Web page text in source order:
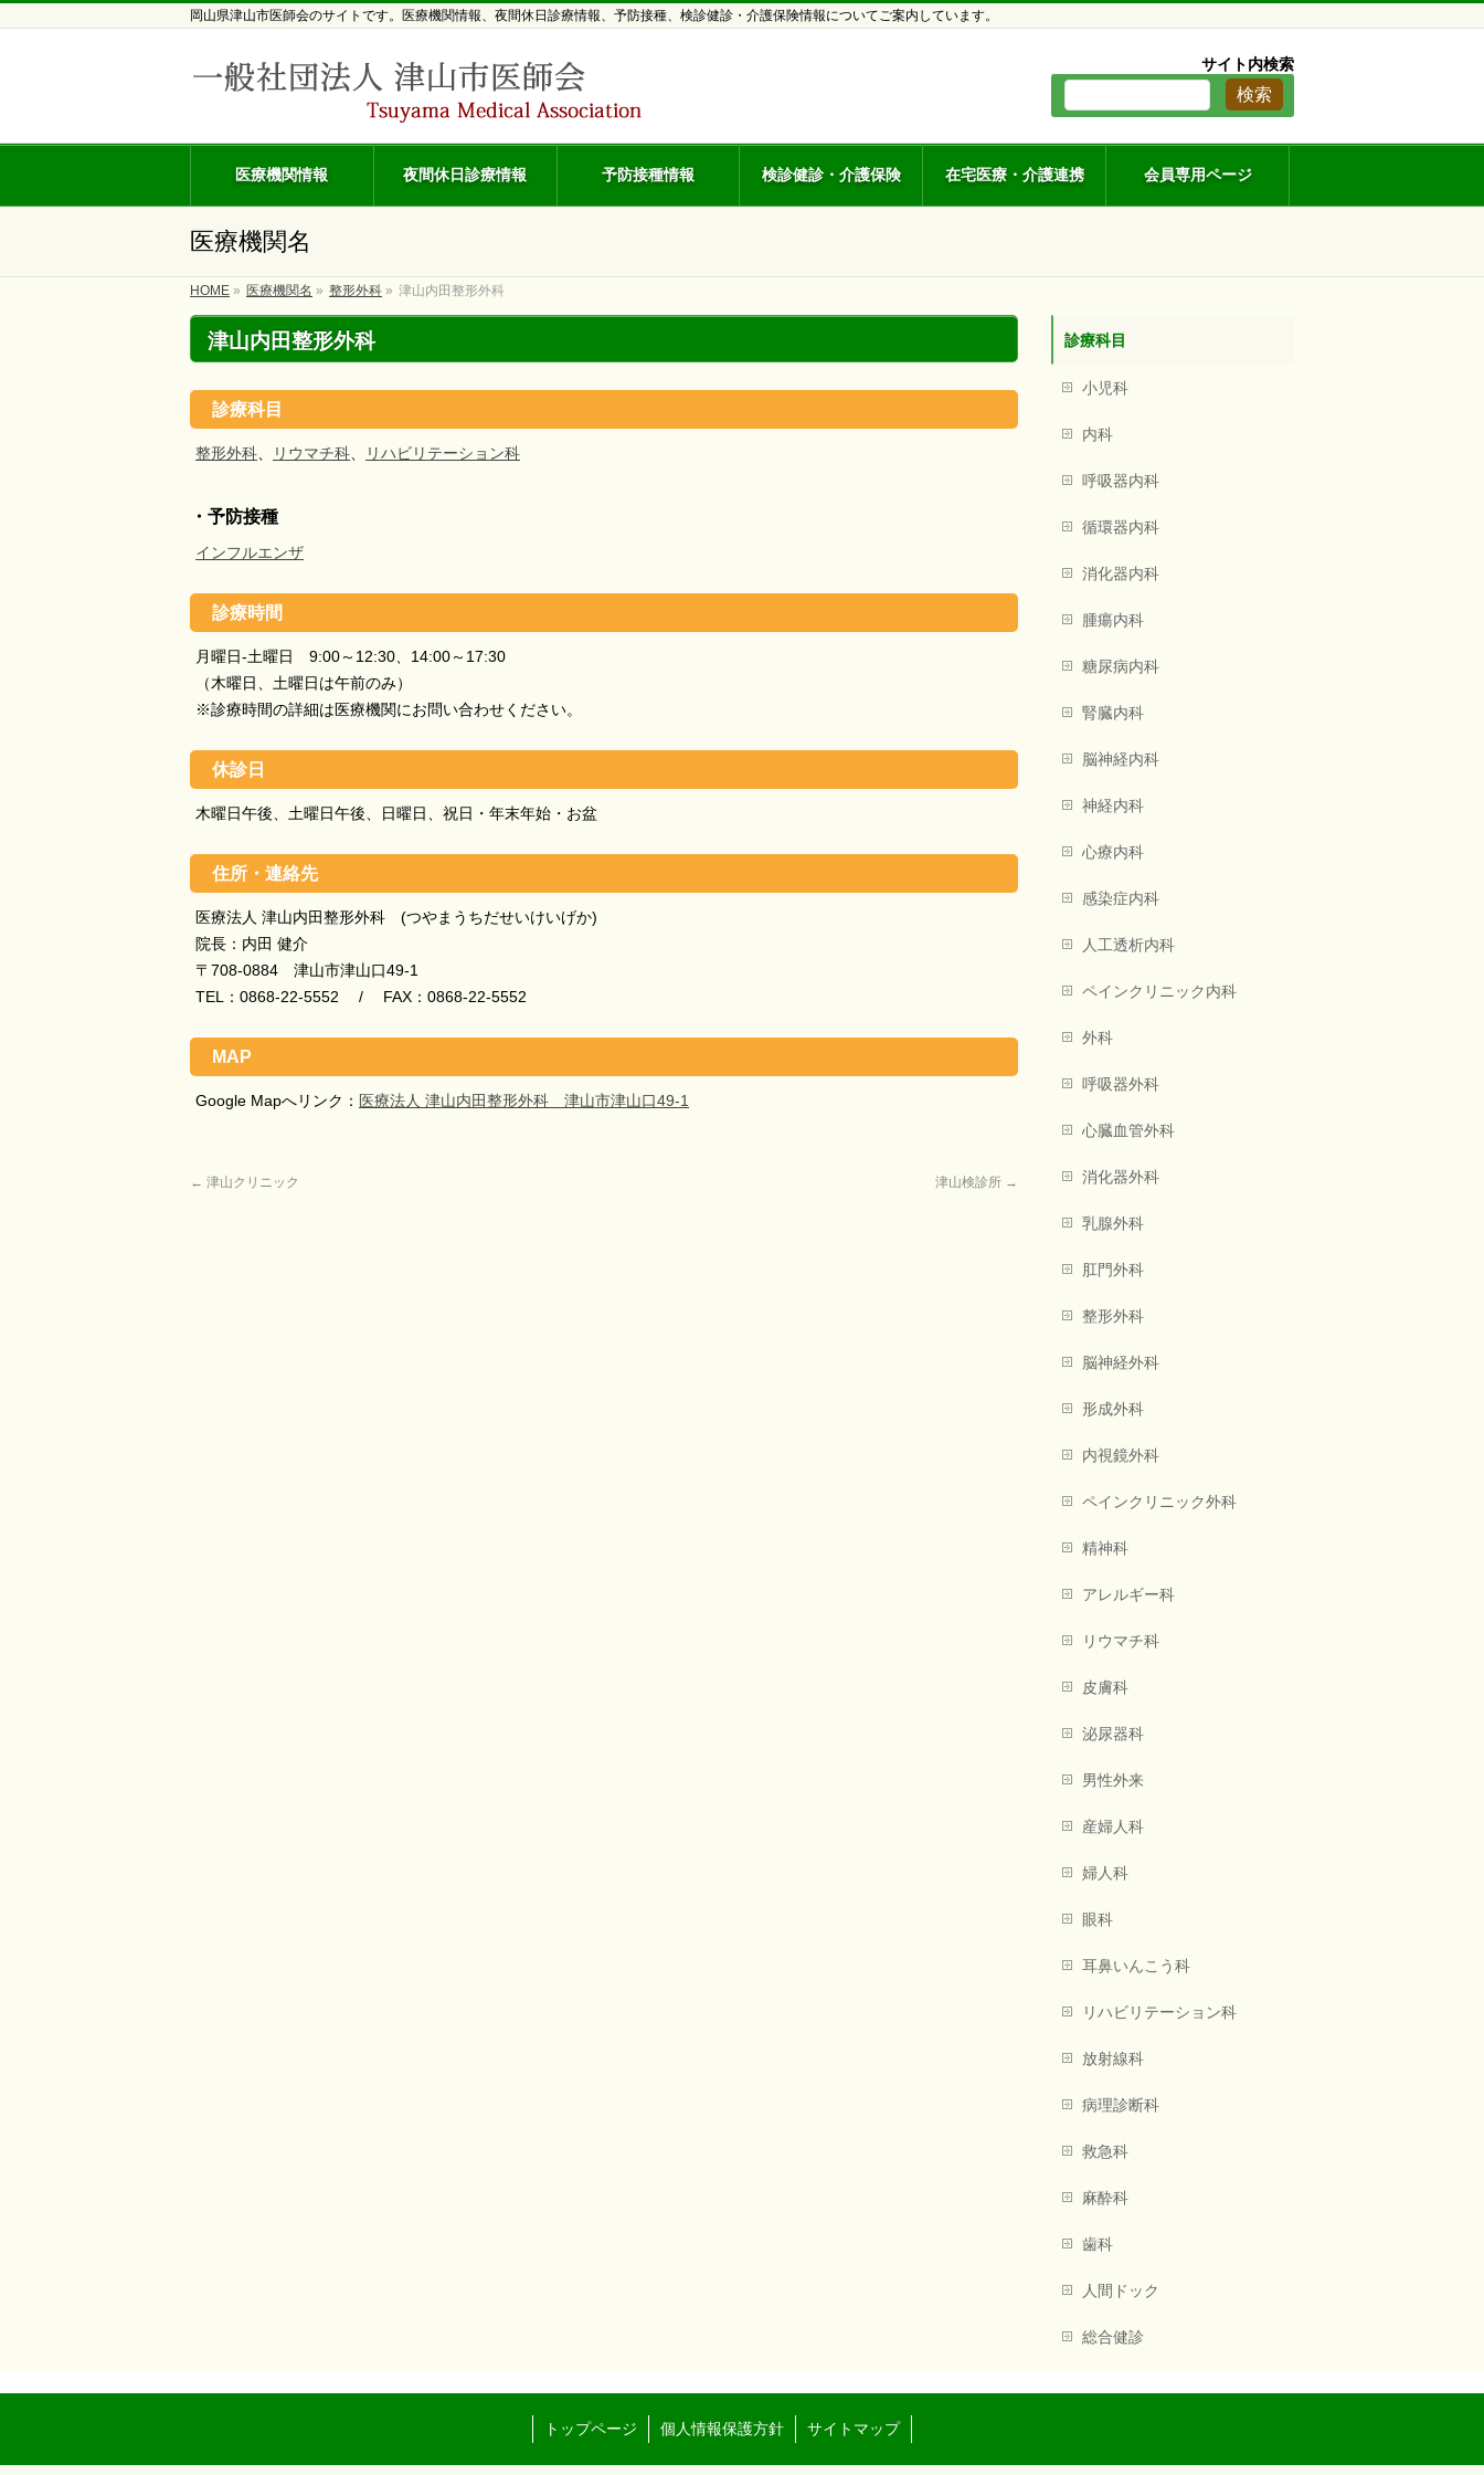
岡山県津山市医師会のサイトです。医療機関情報、夜間休日診療情報、予防接種、検診健診・介護保険情報についてご案内しています。
サイト内検索
医療機関情報 夜間休日診療情報 予防接種情報 検診健診・介護保険 在宅医療・介護連携 会員専用ページ
医療機関名
HOME » 医療機関名 » 整形外科 » 津山内田整形外科
津山内田整形外科
診療科目
整形外科 リウマチ科 リハビリテーション科
・予防接種
インフルエンザ
診療時間
月曜日-土曜日 9:00～12:30、14:00～17:30
（木曜日、土曜日は午前のみ）
※診療時間の詳細は医療機関にお問い合わせください。
休診日
木曜日午後、土曜日午後、日曜日、祝日・年末年始・お盆
住所・連絡先
医療法人 津山内田整形外科 (つやまうちだせいけいげか)
院長：内田 健介
〒708-0884 津山市津山口49-1
TEL：0868-22-5552 / FAX：0868-22-5552
MAP
Google Mapへリンク： 医療法人 津山内田整形外科 津山市津山口49-1
← 津山クリニック 津山検診所 →
診療科目
小児科
内科
呼吸器内科
循環器内科
消化器内科
腫瘍内科
糖尿病内科
腎臓内科
脳神経内科
神経内科
心療内科
感染症内科
人工透析内科
ペインクリニック内科
外科
呼吸器外科
心臓血管外科
消化器外科
乳腺外科
肛門外科
整形外科
脳神経外科
形成外科
内視鏡外科
ペインクリニック外科
精神科
アレルギー科
リウマチ科
皮膚科
泌尿器科
男性外来
産婦人科
婦人科
眼科
耳鼻いんこう科
リハビリテーション科
放射線科
病理診断科
救急科
麻酔科
歯科
人間ドック
総合健診
トップページ 個人情報保護方針 サイトマップ